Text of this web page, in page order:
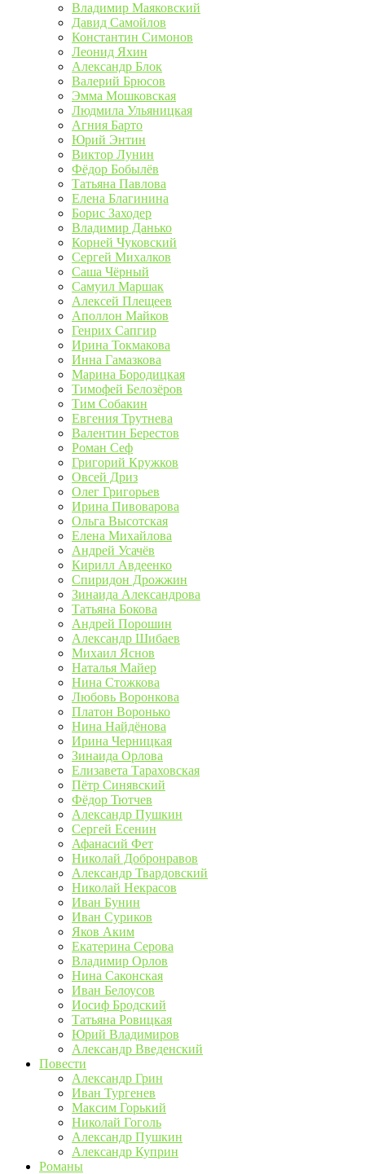
Владимир Маяковский
Давид Самойлов
Константин Симонов
Леонид Яхин
Александр Блок
Валерий Брюсов
Эмма Мошковская
Людмила Ульяницкая
Агния Барто
Юрий Энтин
Виктор Лунин
Фёдор Бобылёв
Татьяна Павлова
Елена Благинина
Борис Заходер
Владимир Данько
Корней Чуковский
Сергей Михалков
Саша Чёрный
Самуил Маршак
Алексей Плещеев
Аполлон Майков
Генрих Сапгир
Ирина Токмакова
Инна Гамазкова
Марина Бородицкая
Тимофей Белозёров
Тим Собакин
Евгения Трутнева
Валентин Берестов
Роман Сеф
Григорий Кружков
Овсей Дриз
Олег Григорьев
Ирина Пивоварова
Ольга Высотская
Елена Михайлова
Андрей Усачёв
Кирилл Авдеенко
Спиридон Дрожжин
Зинаида Александрова
Татьяна Бокова
Андрей Порошин
Александр Шибаев
Михаил Яснов
Наталья Майер
Нина Стожкова
Любовь Воронкова
Платон Воронько
Нина Найдёнова
Ирина Черницкая
Зинаида Орлова
Елизавета Тараховская
Пётр Синявский
Фёдор Тютчев
Александр Пушкин
Сергей Есенин
Афанасий Фет
Николай Добронравов
Александр Твардовский
Николай Некрасов
Иван Бунин
Иван Суриков
Яков Аким
Екатерина Серова
Владимир Орлов
Нина Саконская
Иван Белоусов
Иосиф Бродский
Татьяна Ровицкая
Юрий Владимиров
Александр Введенский
Повести
Александр Грин
Иван Тургенев
Максим Горький
Николай Гоголь
Александр Пушкин
Александр Куприн
Романы